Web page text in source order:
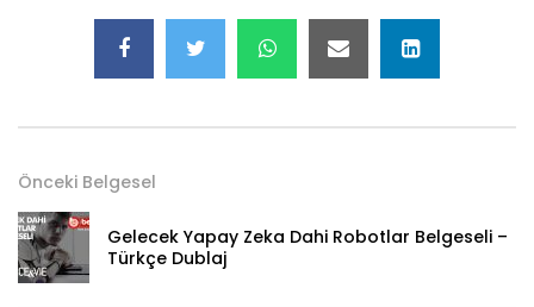
Önceki Belgesel
Gelecek Yapay Zeka Dahi Robotlar Belgeseli –
Türkçe Dublaj